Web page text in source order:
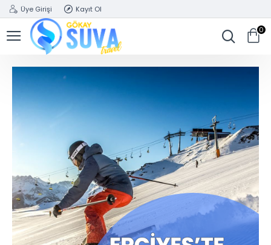
Üye Girişi Kayıt Ol
0